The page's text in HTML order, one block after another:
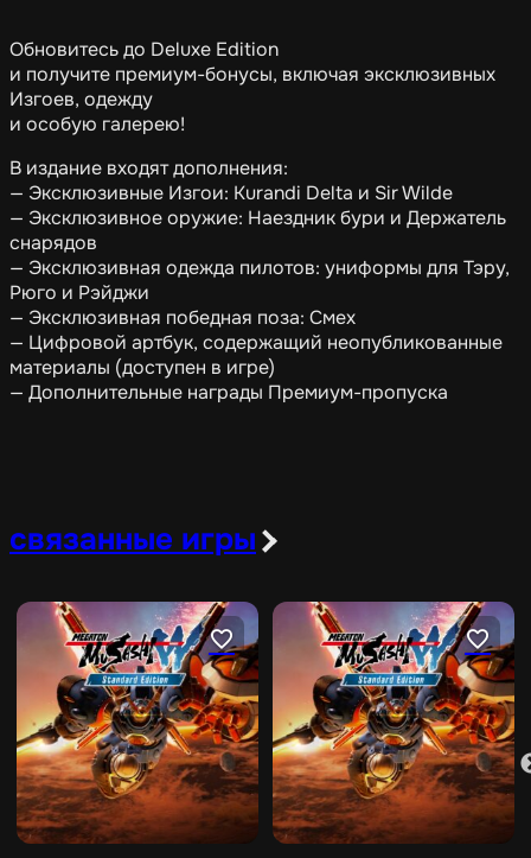
Обновитесь до Deluxe Edition
и получите премиум-бонусы, включая эксклюзивных
Изгоев, одежду
и особую галерею!
В издание входят дополнения:
— Эксклюзивные Изгои: Kurandi Delta и Sir Wilde
— Эксклюзивное оружие: Наездник бури и Держатель
снарядов
— Эксклюзивная одежда пилотов: униформы для Тэру,
Рюго и Рэйджи
— Эксклюзивная победная поза: Смех
— Цифровой артбук, содержащий неопубликованные
материалы (доступен в игре)
— Дополнительные награды Премиум-пропуска
связанные игры